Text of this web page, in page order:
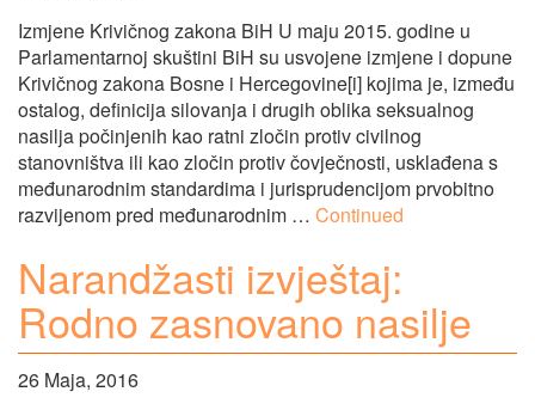
Izmjene Krivičnog zakona BiH U maju 2015. godine u
Parlamentarnoj skuštini BiH su usvojene izmjene i dopune
Krivičnog zakona Bosne i Hercegovine[i] kojima je, između
ostalog, definicija silovanja i drugih oblika seksualnog
nasilja počinjenih kao ratni zločin protiv civilnog
stanovništva ili kao zločin protiv čovječnosti, usklađena s
međunarodnim standardima i jurisprudencijom prvobitno
razvijenom pred međunarodnim … Continued
Narandžasti izvještaj:
Rodno zasnovano nasilje
26 Maja, 2016